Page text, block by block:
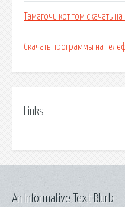
Тамагочи кот том скачать
Скачать программы на
Links
An Informative Text Blurb